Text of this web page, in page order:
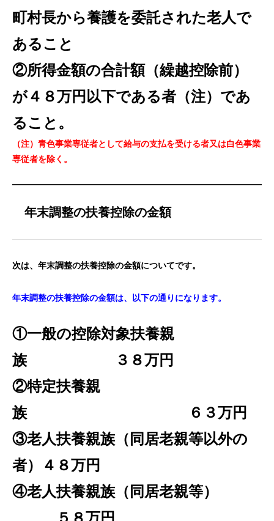
町村長から養護を委託された老人で
あること
②所得金額の合計額（繰越控除前）
が４８万円以下である者（注）であ
ること。
（注）青色事業専従者として給与の支払を受ける者又は白色事業
専従者を除く。
年末調整の扶養控除の金額
次は、年末調整の扶養控除の金額についてです。
年末調整の扶養控除の金額は、以下の通りになります。
①一般の控除対象扶養親
族 ３８万円
②特定扶養親
族 ６３万円
③老人扶養親族（同居老親等以外の
者）４８万円
④老人扶養親族（同居老親等）